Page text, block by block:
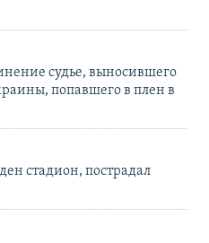
судье, выносившего
попавшего в плен в
стадион, пострадал